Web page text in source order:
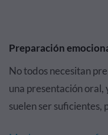
Preparación
No todos necesitan
una presentación oral,
suelen ser suficientes,